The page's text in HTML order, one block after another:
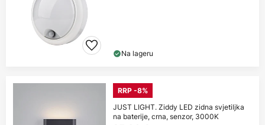
Na lageru
RRP -8%
JUST LIGHT. Ziddy LED zidna svjetiljka
na baterije, crna, senzor, 3000K